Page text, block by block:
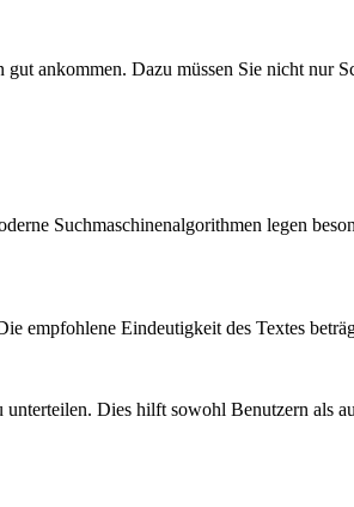
ankommen. Dazu müssen Sie nicht nur
Suchmaschinenalgorithmen legen
empfohlene Eindeutigkeit des Textes
Dies hilft sowohl Benutzern als